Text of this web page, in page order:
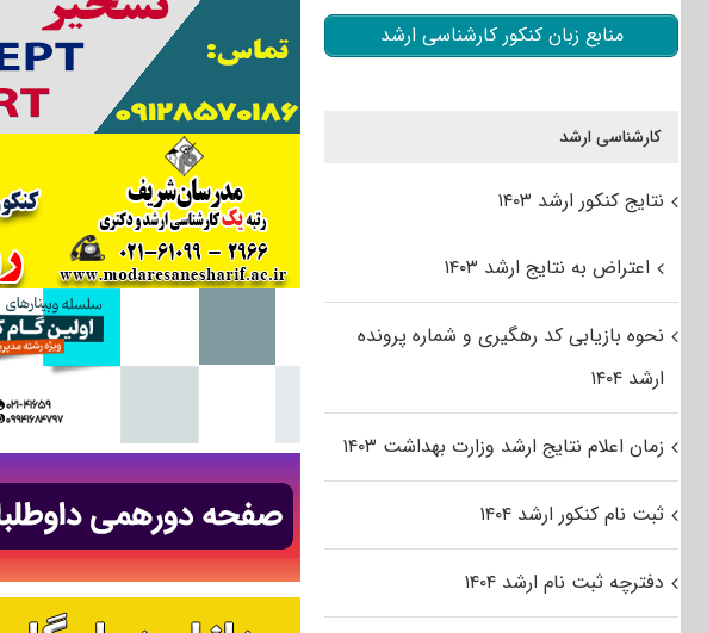
منابع زبان کنکور کارشناسی ارشد
کارشناسی ارشد
نتایج کنکور ارشد ۱۴۰۳
اعتراض به نتایج ارشد ۱۴۰۳
نحوه بازیابی کد رهگیری و شماره پرونده
ارشد ۱۴۰۴
زمان اعلام نتایج ارشد وزارت بهداشت ۱۴۰۳
ثبت نام کنکور ارشد ۱۴۰۴
دفترچه ثبت نام ارشد ۱۴۰۴